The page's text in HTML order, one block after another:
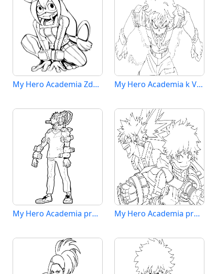
My Hero Academia Zdarma My Hero Academia k Vymalování
My Hero Academia pro Děti My Hero Academia pro 5leté Děti